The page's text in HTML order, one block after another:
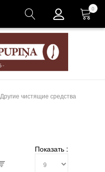
Корзина
0
Другие чистящие средства
Показать